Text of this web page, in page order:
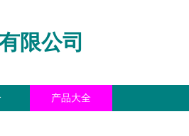
限公司
产品大全